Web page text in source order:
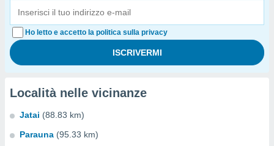
Ho letto e accetto la politica sulla privacy
Località nelle vicinanze
Jatai (88.83 km)
Parauna (95.33 km)